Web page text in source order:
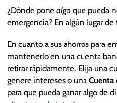
¿Dónde pone algo que pueda
emergencia? En algún lugar de
En cuanto a sus ahorros para
mantenerlo en una cuenta
retirar rápidamente. Elija una
genere intereses o una Cuenta
para que pueda ganar algo de